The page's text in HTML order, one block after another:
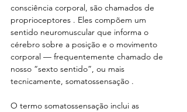
consciência corporal, são chamados de
proprioceptores . Eles compõem um
sentido neuromuscular que informa o
cérebro sobre a posição e o movimento
corporal — frequentemente chamado de
nosso “sexto sentido”, ou mais
tecnicamente, somatossensação .
O termo somatossensação inclui as